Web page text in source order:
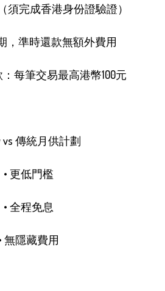
須完成香港身份證驗證）
，準時還款無額外費用
每筆交易最高港幣100元
vs 傳統月供計劃
• 更低門檻
• 全程免息
無隱藏費用